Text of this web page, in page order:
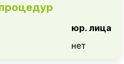
юр. лица
нет